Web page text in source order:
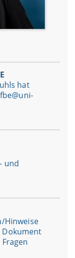
hat
und
Hinweise
Dokument